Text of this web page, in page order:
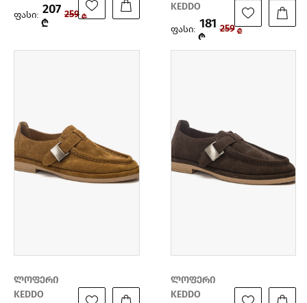
ფასი: 207
₾
259 ₾
KEDDO
ფასი: 181
₾
259 ₾
ლოფერი
KEDDO
ლოფერი
KEDDO